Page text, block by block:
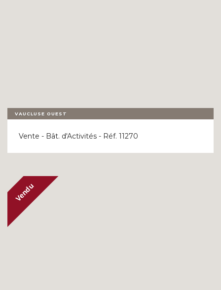
VAUCLUSE OUEST
Vente - Bât. d'Activités - Réf. 11270